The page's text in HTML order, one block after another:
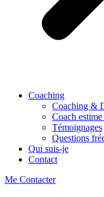
Coaching
Coaching &
Coach estime
Témoignages
Questions
Qui suis-je
Contact
Me Contacter